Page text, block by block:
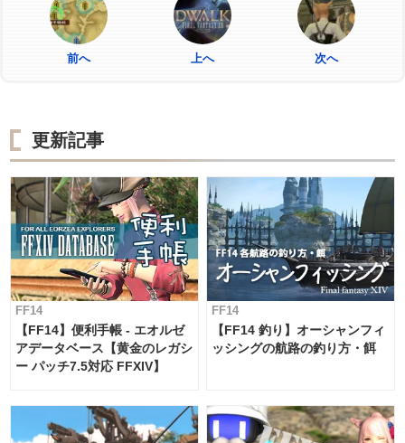
前へ 上へ 次へ
更新記事
FF14
【FF14】便利手帳 - エオルゼ
アデータベース【黄金のレガシ
ー パッチ7.5対応 FFXIV】
FF14
【FF14 釣り】オーシャンフィ
ッシングの航路の釣り方・餌